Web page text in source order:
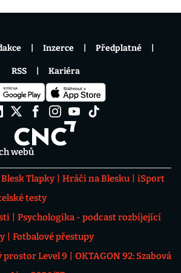
webů
Blesk Tlapky Hráči na Blesku
iSport
testy
Psychologika - podcast rozbíjející
Fotbalové přestupy
prostor Level 9
OKTAGON 92: Szabová
Inzerce Předplatné
RSS Kariéra